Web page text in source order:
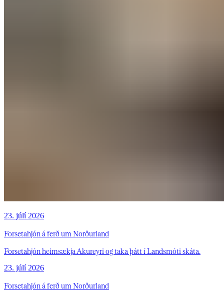
23. júlí 2026
Forsetahjón á ferð um Norðurland
Forsetahjón heimsækja Akureyri og taka þátt í Landsmóti skáta.
23. júlí 2026
Forsetahjón á ferð um Norðurland